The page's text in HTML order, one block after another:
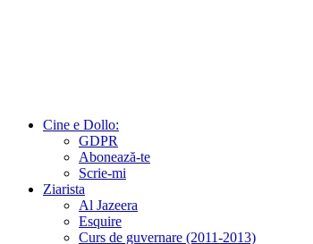
Cine e Dollo:
GDPR
Abonează-te
Scrie-mi
Ziarista
Al Jazeera
Esquire
Curs de guvernare (2011-2013)